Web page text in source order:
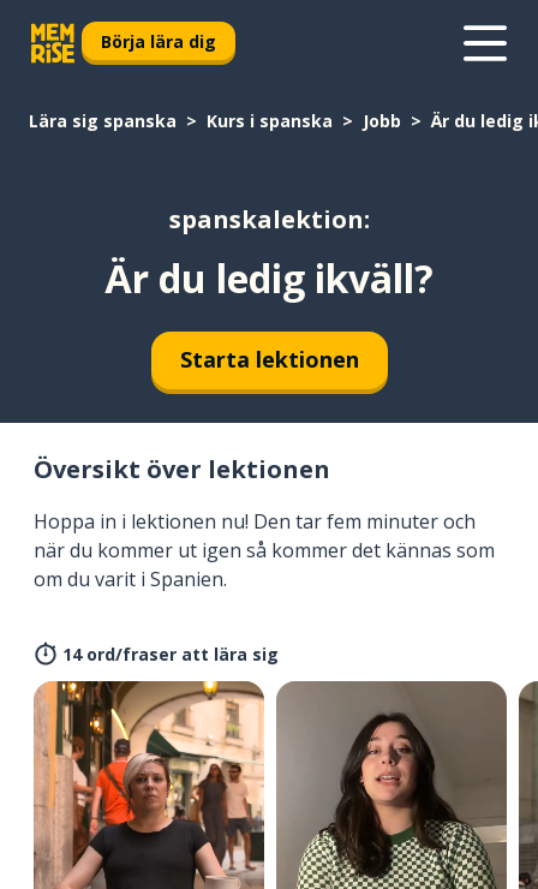
Börja lära dig
Lära sig spanska Kurs i spanska Jobb Är du ledig
spanskalektion:
Är du ledig ikväll?
Starta lektionen
Översikt över lektionen
Hoppa in i lektionen nu! Den tar fem minuter och
när du kommer ut igen så kommer det kännas som
om du varit i Spanien.
14 ord/fraser att lära sig